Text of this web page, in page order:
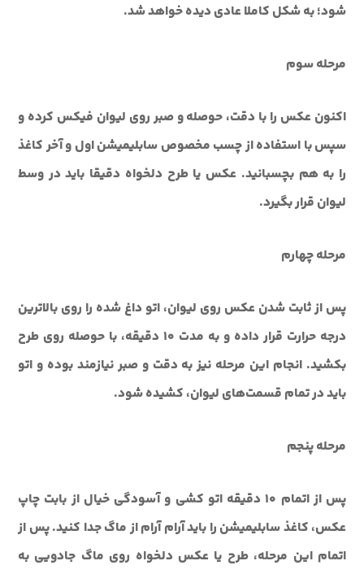
شود؛ به شکل کاملا عادی دیده خواهد شد.
مرحله سوم
اکنون عکس را با دقت، حوصله و صبر روی لیوان فیکس کرده و
سپس با استفاده از چسب مخصوص سابلیمیشن اول و آخر کاغذ
را به هم بچسبانید. عکس یا طرح دلخواه دقیقا باید در وسط
لیوان قرار بگیرد.
مرحله چهارم
پس از ثابت شدن عکس روی لیوان، اتو داغ شده را روی بالا‌ترین
درجه حرارت قرار داده و به مدت ۱۰ دقیقه، با حوصله روی طرح
بکشید. انجام این مرحله نیز به دقت و صبر نیاز‌مند بوده و اتو
باید در تمام قسمت‌های لیوان، کشیده شود.
مرحله پنجم
پس از اتمام ۱۰ دقیقه اتو کشی و آسودگی خیال از بابت چاپ
عکس، کاغذ سابلیمیشن را باید آرام آرام از ماگ جدا کنید. پس از
اتمام این مرحله، طرح یا عکس دلخواه روی ماگ جادویی به